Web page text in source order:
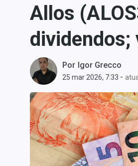
Carteiras Recomendadas
Central de Dividendos
Central de Fundos
Central dos IPOs
Renda Fixa
Finanças Pessoais
Mercados
Economia
Empresas
Allos
dividendos;
Por Igor Grecco
25 mar 2026, 7:33 -